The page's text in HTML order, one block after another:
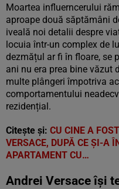
Moartea influerncerului
aproape două săptămâni
iveală noi detalii despre
locuia într-un complex de
dezmățul ar fi în floare, se
ani nu era prea bine văzut
multe plângeri împotriva
comportamentului
rezidențial.
Citește și: CU CINE A
VERSACE, DUPĂ CE ȘI-A
APARTAMENT CU…
Andrei Versace își